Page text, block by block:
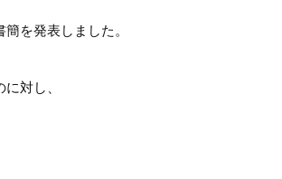
を発表しました。
対し、